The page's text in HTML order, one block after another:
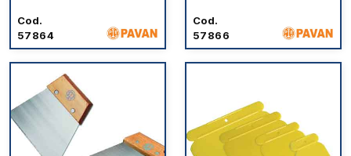
Cod.
57864
Cod.
57866